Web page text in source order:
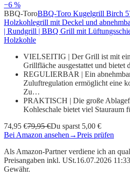
−6 %
BBQ-ToroBBQ-Toro Kugelgrill Birch
Holzkohlegrill mit Deckel und
| Rundgrill | BBQ Grill mit
Holzkohle
VIELSEITIG | Der Grill ist mit
Grillfläche ausgestattet und bietet
REGULIERBAR | Ein
Zuluftregulation ermöglicht eine
Zu…
PRAKTISCH | Die große
Kohleschale bietet viel
74,95 €79,95 €Du sparst 5,00 €
Bei Amazon ansehen →Preis prüfen
Als Amazon-Partner verdiene ich an
Preisangaben inkl. USt.16.07.2026
Gewähr.